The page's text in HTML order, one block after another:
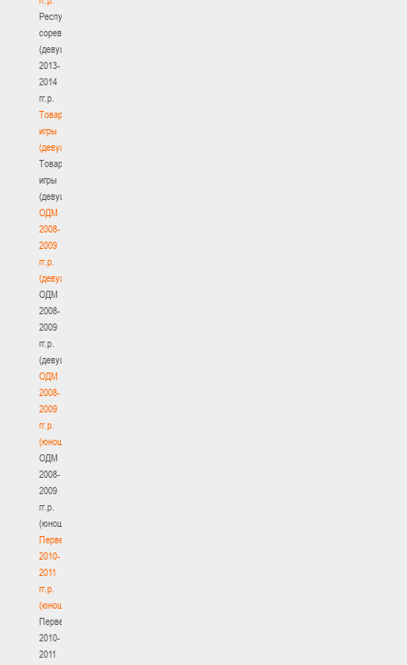
Республиканские
соревнования
(девушки)
2013-
2014
гг.р.
Товарищеские
игры
(девушки)
Товарищеские
игры
(девушки)
ОДМ
2008-
2009
гг.р.
(девушки)
ОДМ
2008-
2009
гг.р.
(девушки)
ОДМ
2008-
2009
гг.р.
(юноши)
ОДМ
2008-
2009
гг.р.
(юноши)
Первенство
2010-
2011
гг.р.
(юноши)
Первенство
2010-
2011